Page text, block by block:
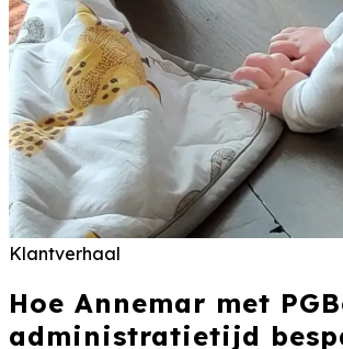
Klantverhaal
Hoe Annemar met
administratietijd